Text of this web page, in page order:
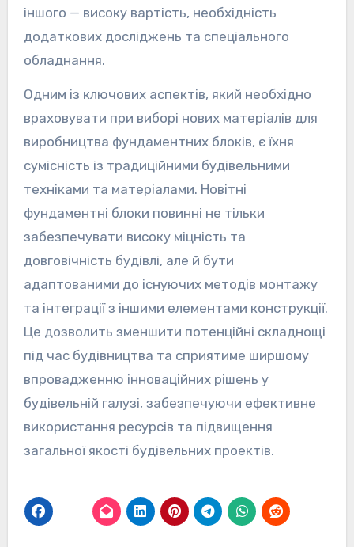
іншого — високу вартість, необхідність
додаткових досліджень та спеціального
обладнання.
Одним із ключових аспектів, який необхідно
враховувати при виборі нових матеріалів для
виробництва фундаментних блоків, є їхня
сумісність із традиційними будівельними
техніками та матеріалами. Новітні
фундаментні блоки повинні не тільки
забезпечувати високу міцність та
довговічність будівлі, але й бути
адаптованими до існуючих методів монтажу
та інтеграції з іншими елементами конструкції.
Це дозволить зменшити потенційні складнощі
під час будівництва та сприятиме ширшому
впровадженню інноваційних рішень у
будівельній галузі, забезпечуючи ефективне
використання ресурсів та підвищення
загальної якості будівельних проектів.